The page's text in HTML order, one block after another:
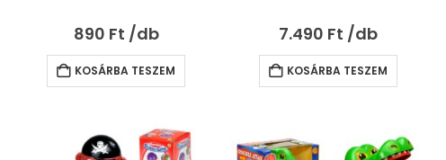
890 Ft
KOSÁRBA TESZEM
7.490 Ft
KOSÁRBA TESZEM